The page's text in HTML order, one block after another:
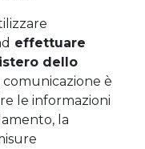
effettuare
dello
è
le informazioni
la